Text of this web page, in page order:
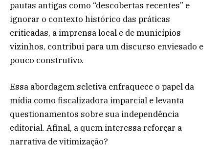
pautas antigas como “descobertas recentes” e
ignorar o contexto histórico das práticas
criticadas, a imprensa local e de municípios
vizinhos, contribui para um discurso enviesado e
pouco construtivo.
Essa abordagem seletiva enfraquece o papel da
mídia como fiscalizadora imparcial e levanta
questionamentos sobre sua independência
editorial. Afinal, a quem interessa reforçar a
narrativa de vitimização?